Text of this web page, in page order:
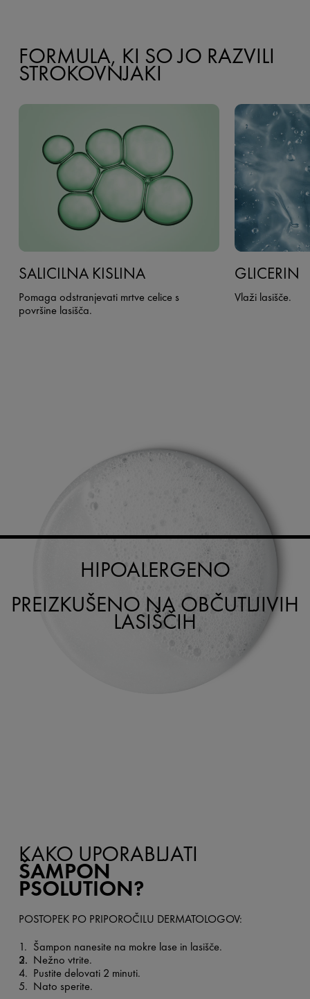
FORMULA, KI SO JO RAZVILI
STROKOVNJAKI
SALICILNA KISLINA
Pomaga odstranjevati mrtve celice s
površine lasišča.
GLICERIN
Vlaži lasišče.
HIPOALERGENO
PREIZKUŠENO NA OBČUTLJIVIH
LASIŠČIH
KAKO UPORABLJATI
ŠAMPON
PSOLUTION?
POSTOPEK PO PRIPOROČILU DERMATOLOGOV:
Šampon nanesite na mokre lase in lasišče.
Nežno vtrite.
Pustite delovati 2 minuti.
Nato sperite.